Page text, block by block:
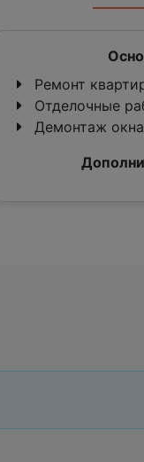
Ремонт
Отделочные
Демонтаж окна